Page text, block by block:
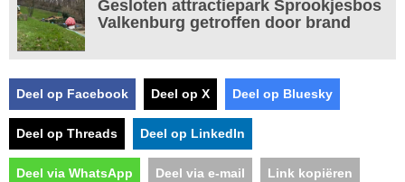
Gesloten attractiepark Sprookjesbos
Valkenburg getroffen door brand
Deel op Facebook Deel op X Deel op Bluesky
Deel op Threads Deel op LinkedIn
Deel via WhatsApp Deel via e-mail Link kopiëren